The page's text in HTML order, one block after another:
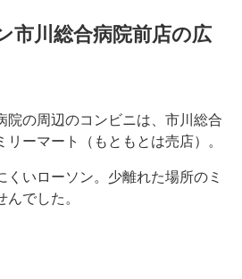
市川総合病院前店の広
院の周辺のコンビニは、市川総合
ーマート（もともとは売店）。
くいローソン。少離れた場所のミ
んでした。